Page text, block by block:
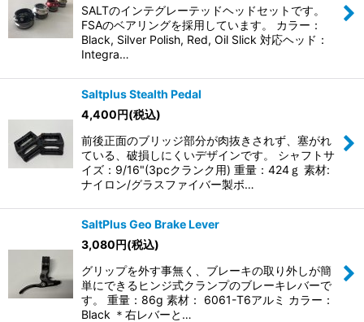
SALTのインテグレーテッドヘッドセットです。
FSAのベアリングを採用しています。 カラー：
Black, Silver Polish, Red, Oil Slick 対応ヘッド：
Integra…
Saltplus Stealth Pedal
4,400円(税込)
前後正面のブリッジ部分が肉抜きされず、塞がれ
ている、破損しにくいデザインです。 シャフトサ
イズ：9/16"(3pcクランク用) 重量：424ｇ 素材:
ナイロン/グラスファイバー製ボ…
SaltPlus Geo Brake Lever
3,080円(税込)
グリップを外す事無く、ブレーキの取り外しが簡
単にできるヒンジ式クランプのブレーキレバーで
す。 重量：86g 素材： 6061-T6アルミ カラー：
Black ＊右レバーと…